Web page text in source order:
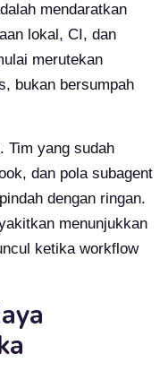
mendaratkan
lokal, CI, dan
merutekan
bukan bersumpah
Tim yang sudah
dan pola subagent
dengan ringan.
menunjukkan
ketika workflow